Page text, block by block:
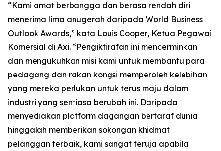
“Kami amat berbangga dan berasa rendah diri
menerima lima anugerah daripada World Business
Outlook Awards,” kata Louis Cooper, Ketua Pegawai
Komersial di Axi. “Pengiktirafan ini mencerminkan
dan mengukuhkan misi kami untuk membantu para
pedagang dan rakan kongsi memperoleh kelebihan
yang mereka perlukan untuk terus maju dalam
industri yang sentiasa berubah ini. Daripada
menyediakan platform dagangan bertaraf dunia
hinggalah memberikan sokongan khidmat
pelanggan terbaik, kami sangat teruja apabila